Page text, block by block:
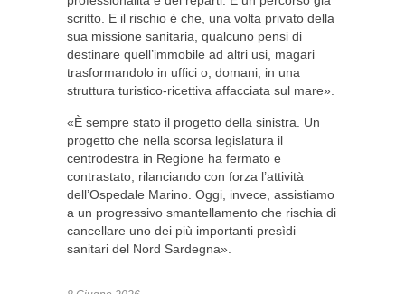
scritto. E il rischio è che, una volta privato della
sua missione sanitaria, qualcuno pensi di
destinare quell’immobile ad altri usi, magari
trasformandolo in uffici o, domani, in una
struttura turistico-ricettiva affacciata sul mare».
«È sempre stato il progetto della sinistra. Un
progetto che nella scorsa legislatura il
centrodestra in Regione ha fermato e
contrastato, rilanciando con forza l’attività
dell’Ospedale Marino. Oggi, invece, assistiamo
a un progressivo smantellamento che rischia di
cancellare uno dei più importanti presìdi
sanitari del Nord Sardegna».